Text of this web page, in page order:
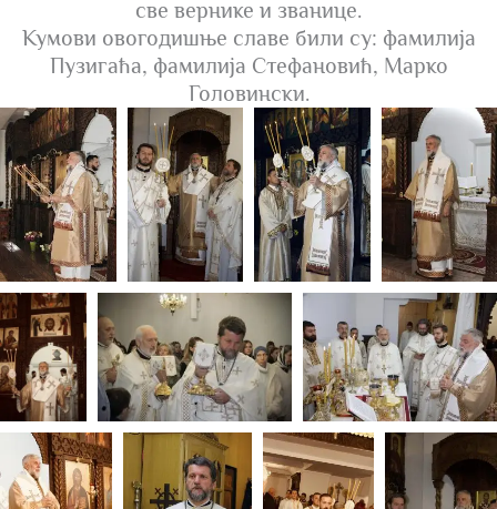
све вернике и званице.
Кумови овогодишње славе били су: фамилија
Пузигаћа, фамилија Стефановић, Марко
Головински.